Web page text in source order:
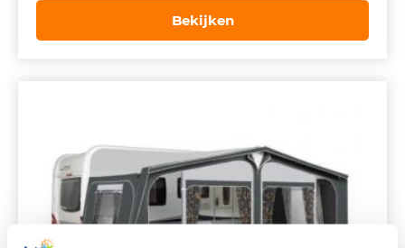
€ 2.299,00.
is:
€ 1.609,00.
Bekijken